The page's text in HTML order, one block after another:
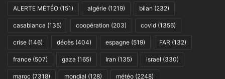
ALERTE MÉTÉO (151) algérie (1219) bilan (232)
casablanca (135) coopération (203) covid (1356)
crise (146) décès (404) espagne (519) FAR (132)
france (507) gaza (165) Iran (135) israel (330)
maroc (7318) mondial (128) météo (2248)